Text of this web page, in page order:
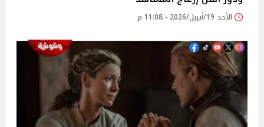
الأحد 19/أبريل/2026 - 11:08 م